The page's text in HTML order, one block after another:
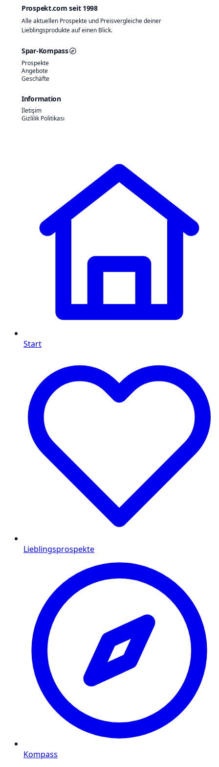
Prospekt.com seit 1998
Alle aktuellen Prospekte und Preisvergleiche deiner
Lieblingsprodukte auf einen Blick.
Spar-Kompass
Prospekte
Angebote
Geschäfte
Information
İletişim
Gizlilik Politikası
Start
Lieblingsprospekte
Kompass